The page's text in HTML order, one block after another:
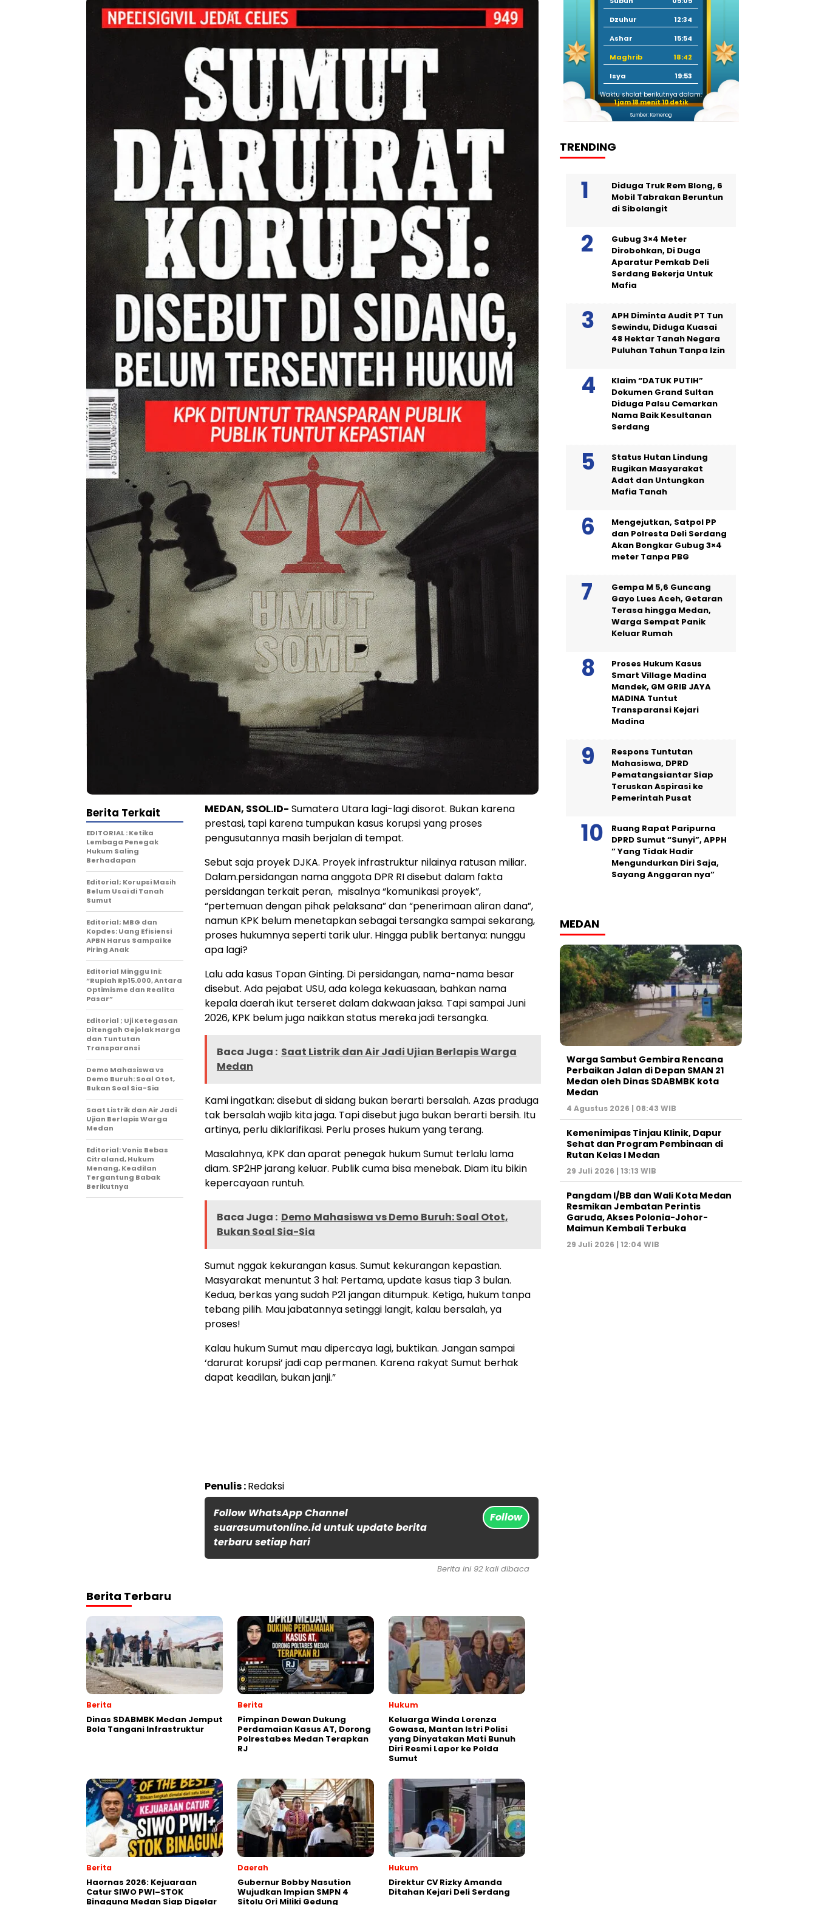
MEDAN, SSOL.ID- Sumatera Utara lagi-lagi disorot. Bukan karena
prestasi, tapi karena tumpukan kasus korupsi yang proses
pengusutannya masih berjalan di tempat.
Sebut saja proyek DJKA. Proyek infrastruktur nilainya ratusan miliar.
Dalam.persidangan nama anggota DPR RI disebut dalam fakta
persidangan terkait peran, misalnya “komunikasi proyek”,
“pertemuan dengan pihak pelaksana” dan “penerimaan aliran dana”,
namun KPK belum menetapkan sebagai tersangka sampai sekarang,
proses hukumnya seperti tarik ulur. Hingga publik bertanya: nunggu
apa lagi?
Lalu ada kasus Topan Ginting. Di persidangan, nama-nama besar
disebut. Ada pejabat USU, ada kolega kekuasaan, bahkan nama
kepala daerah ikut terseret dalam dakwaan jaksa. Tapi sampai Juni
2026, KPK belum juga naikkan status mereka jadi tersangka.
Baca Juga : Saat Listrik dan Air Jadi Ujian Berlapis Warga
Medan
Kami ingatkan: disebut di sidang bukan berarti bersalah. Azas praduga
tak bersalah wajib kita jaga. Tapi disebut juga bukan berarti bersih. Itu
artinya, perlu diklarifikasi. Perlu proses hukum yang terang.
Masalahnya, KPK dan aparat penegak hukum Sumut terlalu lama
diam. SP2HP jarang keluar. Publik cuma bisa menebak. Diam itu bikin
kepercayaan runtuh.
Baca Juga : Demo Mahasiswa vs Demo Buruh: Soal Otot,
Bukan Soal Sia-Sia
Sumut nggak kekurangan kasus. Sumut kekurangan kepastian.
Masyarakat menuntut 3 hal: Pertama, update kasus tiap 3 bulan.
Kedua, berkas yang sudah P21 jangan ditumpuk. Ketiga, hukum tanpa
tebang pilih. Mau jabatannya setinggi langit, kalau bersalah, ya
proses!
Kalau hukum Sumut mau dipercaya lagi, buktikan. Jangan sampai
‘darurat korupsi’ jadi cap permanen. Karena rakyat Sumut berhak
dapat keadilan, bukan janji.”
Penulis :Redaksi
Follow WhatsApp Channel
suarasumutonline.id untuk update berita
terbaru setiap hari
Follow
Berita Terkait
EDITORIAL : Ketika
Lembaga Penegak
Hukum Saling
Berhadapan
Editorial; Korupsi Masih
Belum Usai di Tanah
Sumut
Editorial; MBG dan
Kopdes: Uang Efisiensi
APBN Harus Sampai ke
Piring Anak
Editorial Minggu Ini:
“Rupiah Rp15.000, Antara
Optimisme dan Realita
Pasar”
Editorial ; Uji Ketegasan
Ditengah Gejolak Harga
dan Tuntutan
Transparansi
Demo Mahasiswa vs
Demo Buruh: Soal Otot,
Bukan Soal Sia-Sia
Saat Listrik dan Air Jadi
Ujian Berlapis Warga
Medan
Editorial: Vonis Bebas
Citraland, Hukum
Menang, Keadilan
Tergantung Babak
Berikutnya
Berita ini 92 kali dibaca
Berita Terbaru
Berita
Dinas SDABMBK Medan Jemput
Bola Tangani Infrastruktur
Berita
Pimpinan Dewan Dukung
Perdamaian Kasus AT, Dorong
Polrestabes Medan Terapkan
RJ
Hukum
Keluarga Winda Lorenza
Gowasa, Mantan Istri Polisi
yang Dinyatakan Mati Bunuh
Diri Resmi Lapor ke Polda
Sumut
Berita
Haornas 2026: Kejuaraan
Catur SIWO PWI–STOK
Binaguna Medan Siap Digelar
Daerah
Gubernur Bobby Nasution
Wujudkan Impian SMPN 4
Sitolu Ori Miliki Gedung
Hukum
Direktur CV Rizky Amanda
Ditahan Kejari Deli Serdang
Dzuhur
12:34
Ashar
15:54
Maghrib
18:42
Isya
19:53
Waktu sholat berikutnya dalam:
1 jam 18 menit 9 detik
Sumber: Kemenag
TRENDING
Diduga Truk Rem Blong, 6
Mobil Tabrakan Beruntun
di Sibolangit
Gubug 3×4 Meter
Dirobohkan, Di Duga
Aparatur Pemkab Deli
Serdang Bekerja Untuk
Mafia
APH Diminta Audit PT Tun
Sewindu, Diduga Kuasai
48 Hektar Tanah Negara
Puluhan Tahun Tanpa Izin
Klaim “DATUK PUTIH”
Dokumen Grand Sultan
Diduga Palsu Cemarkan
Nama Baik Kesultanan
Serdang
Status Hutan Lindung
Rugikan Masyarakat
Adat dan Untungkan
Mafia Tanah
Mengejutkan, Satpol PP
dan Polresta Deli Serdang
Akan Bongkar Gubug 3×4
meter Tanpa PBG
Gempa M 5,6 Guncang
Gayo Lues Aceh, Getaran
Terasa hingga Medan,
Warga Sempat Panik
Keluar Rumah
Proses Hukum Kasus
Smart Village Madina
Mandek, GM GRIB JAYA
MADINA Tuntut
Transparansi Kejari
Madina
Respons Tuntutan
Mahasiswa, DPRD
Pematangsiantar Siap
Teruskan Aspirasi ke
Pemerintah Pusat
Ruang Rapat Paripurna
DPRD Sumut “Sunyi”, APPH
” Yang Tidak Hadir
Mengundurkan Diri Saja,
Sayang Anggaran nya”
MEDAN
Warga Sambut Gembira Rencana
Perbaikan Jalan di Depan SMAN 21
Medan oleh Dinas SDABMBK kota
Medan
4 Agustus 2026 | 08:43 WIB
Kemenimipas Tinjau Klinik, Dapur
Sehat dan Program Pembinaan di
Rutan Kelas I Medan
29 Juli 2026 | 13:13 WIB
Pangdam I/BB dan Wali Kota Medan
Resmikan Jembatan Perintis
Garuda, Akses Polonia-Johor-
Maimun Kembali Terbuka
29 Juli 2026 | 12:04 WIB